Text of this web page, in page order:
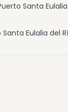
Santa Eulalia
Eulalia del